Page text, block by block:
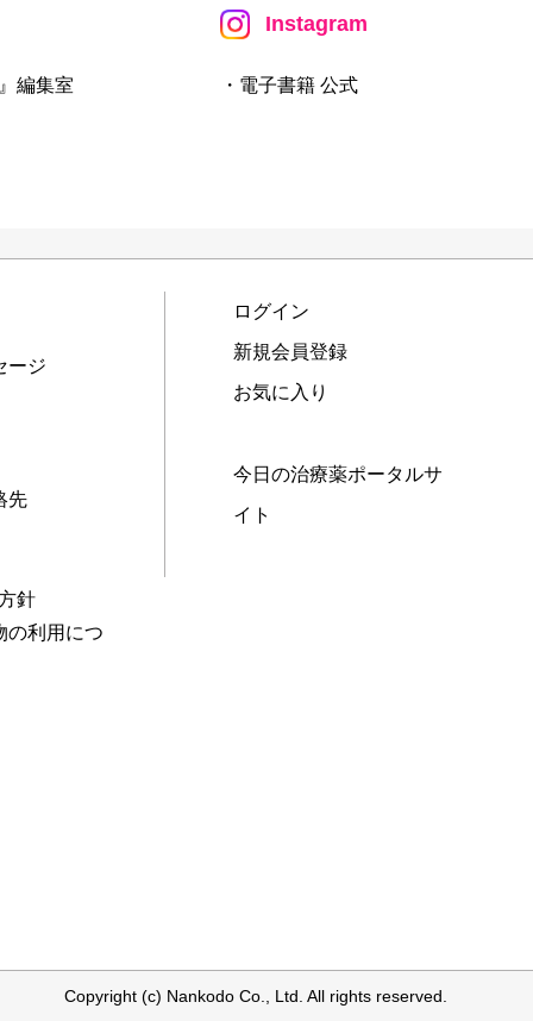
編集室
Instagram
・電子書籍 公式
ージ
先
針
の利用につ
ログイン
新規会員登録
お気に入り
今日の治療薬ポータルサ
イト
Copyright (c) Nankodo Co., Ltd. All rights reserved.